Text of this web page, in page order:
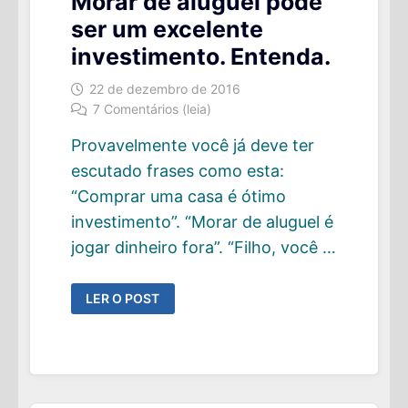
ser um excelente
investimento. Entenda.
22 de dezembro de 2016
7 Comentários (leia)
Provavelmente você já deve ter
escutado frases como esta:
“Comprar uma casa é ótimo
investimento”. “Morar de aluguel é
jogar dinheiro fora”. “Filho, você …
MORAR
DE
ALUGUEL
INVESTIMENTO.
LER O POST